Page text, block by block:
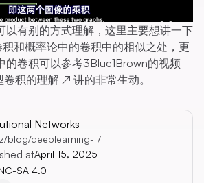
以有别的方式理解，这里主要想讲一下
和概率论中的卷积中的相似之处，更
的卷积可以参考3Blue1Brown的视频
卷积的理解 ↗ 讲的非常生动。
Networks
blog/deeplearning-l7
atApril 15, 2025
SA 4.0